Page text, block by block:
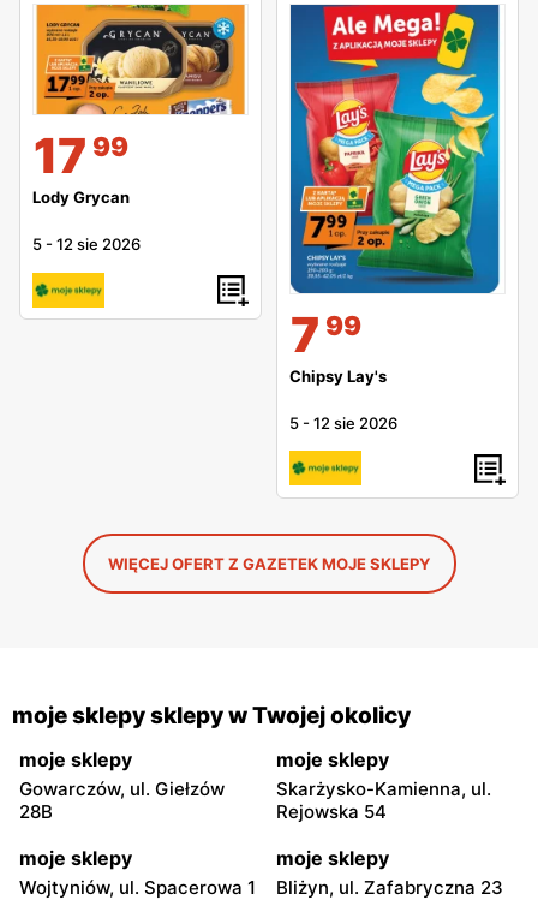
17 99
Lody Grycan
5 -12 sie 2026
7 99
Chipsy Lay's
5 -12 sie 2026
WIĘCEJ OFERT Z GAZETEK MOJE SKLEPY
moje sklepy sklepy w Twojej okolicy
moje sklepy
Gowarczów, ul. Giełzów
28B
moje sklepy
Skarżysko-Kamienna, ul.
Rejowska 54
moje sklepy
Wojtyniów, ul. Spacerowa 1
moje sklepy
Bliżyn, ul. Zafabryczna 23